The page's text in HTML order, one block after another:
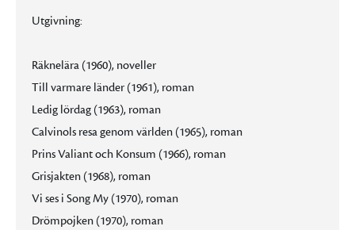
Utgivning:
Räknelära (1960), noveller
Till varmare länder (1961), roman
Ledig lördag (1963), roman
Calvinols resa genom världen (1965), roman
Prins Valiant och Konsum (1966), roman
Grisjakten (1968), roman
Vi ses i Song My (1970), roman
Drömpojken (1970), roman